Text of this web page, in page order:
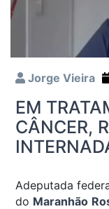
Jorge Vieira
EM
CÂNCER,
Adeputada
do Maranhão